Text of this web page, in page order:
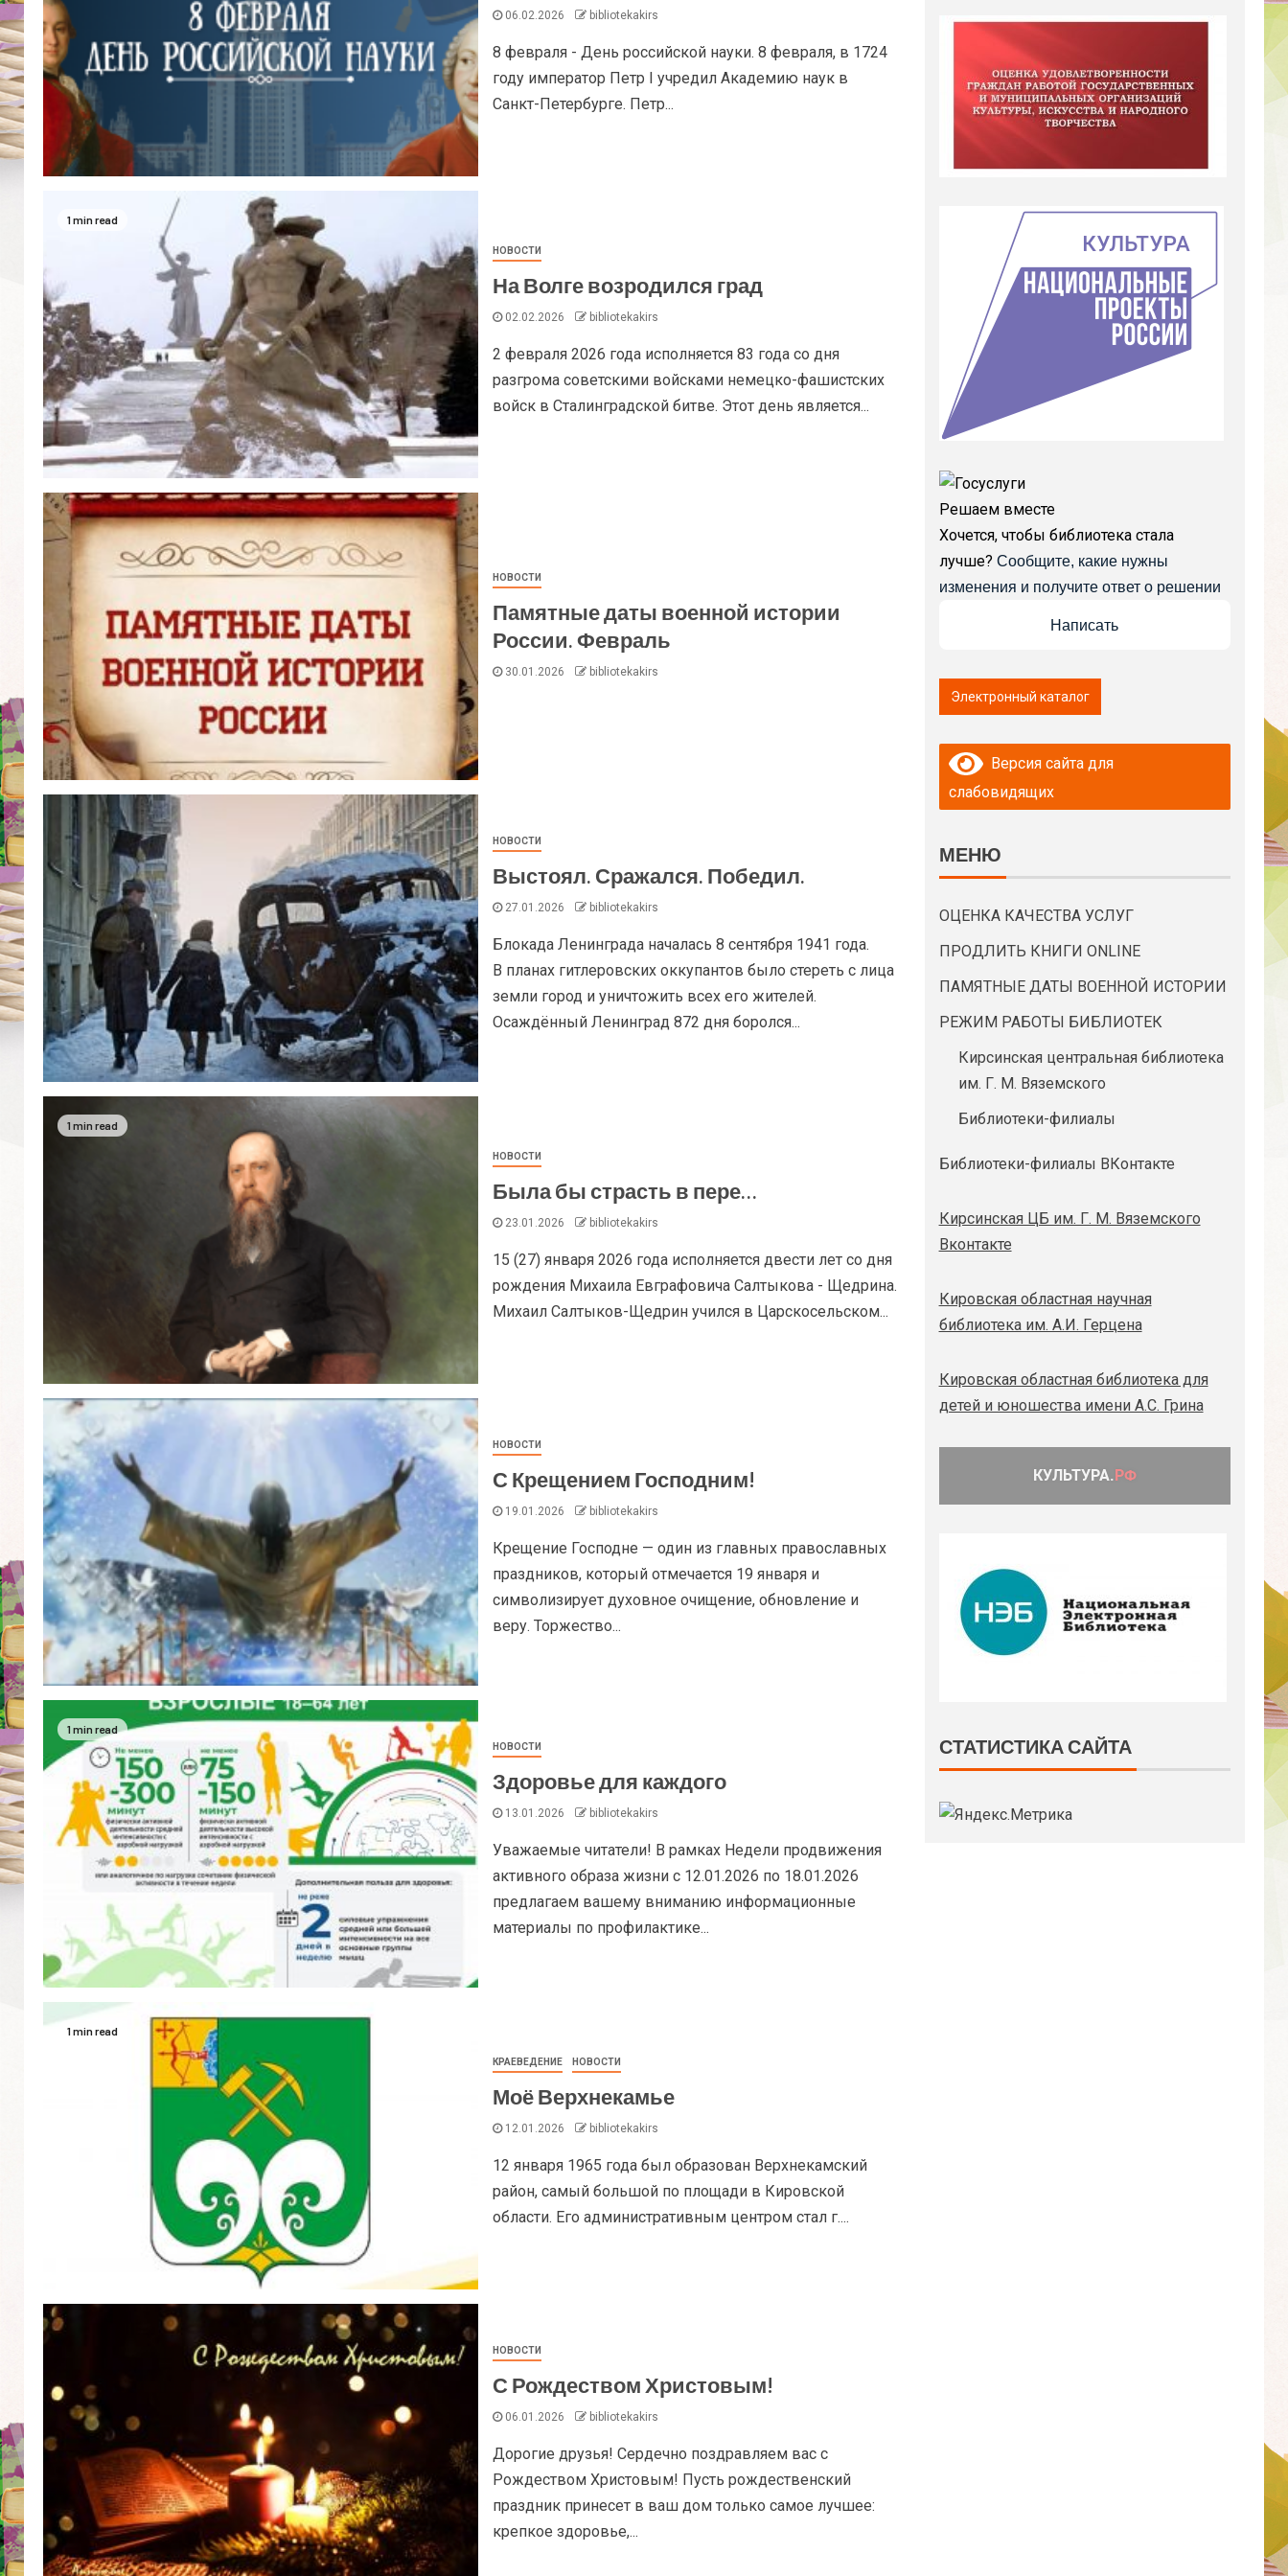
06.02.2026 bibliotekakirs
8 февраля - День российской науки. 8 февраля, в 1724
году император Петр I учредил Академию наук в
Санкт-Петербурге. Петр...
1 min read
НОВОСТИ
На Волге возродился град
02.02.2026 bibliotekakirs
2 февраля 2026 года исполняется 83 года со дня
разгрома советскими войсками немецко-фашистских
войск в Сталинградской битве. Этот день является...
НОВОСТИ
Памятные даты военной истории
России. Февраль
30.01.2026 bibliotekakirs
НОВОСТИ
Выстоял. Сражался. Победил.
27.01.2026 bibliotekakirs
Блокада Ленинграда началась 8 сентября 1941 года.
В планах гитлеровских оккупантов было стереть с лица
земли город и уничтожить всех его жителей.
Осаждённый Ленинград 872 дня боролся...
1 min read
НОВОСТИ
Была бы страсть в пере…
23.01.2026 bibliotekakirs
15 (27) января 2026 года исполняется двести лет со дня
рождения Михаила Евграфовича Салтыкова - Щедрина.
Михаил Салтыков-Щедрин учился в Царскосельском...
НОВОСТИ
С Крещением Господним!
19.01.2026 bibliotekakirs
Крещение Господне — один из главных православных
праздников, который отмечается 19 января и
символизирует духовное очищение, обновление и
веру. Торжество...
1 min read
НОВОСТИ
Здоровье для каждого
13.01.2026 bibliotekakirs
Уважаемые читатели! В рамках Недели продвижения
активного образа жизни с 12.01.2026 по 18.01.2026
предлагаем вашему вниманию информационные
материалы по профилактике...
1 min read
КРАЕВЕДЕНИЕ НОВОСТИ
Моё Верхнекамье
12.01.2026 bibliotekakirs
12 января 1965 года был образован Верхнекамский
район, самый большой по площади в Кировской
области. Его административным центром стал г....
НОВОСТИ
С Рождеством Христовым!
06.01.2026 bibliotekakirs
Дорогие друзья! Сердечно поздравляем вас с
Рождеством Христовым! Пусть рождественский
праздник принесет в ваш дом только самое лучшее:
крепкое здоровье,...
Решаем вместе
Хочется, чтобы библиотека стала
лучше? Сообщите, какие нужны
изменения и получите ответ о решении
Написать
Версия сайта для
слабовидящих
МЕНЮ
ОЦЕНКА КАЧЕСТВА УСЛУГ
ПРОДЛИТЬ КНИГИ ONLINE
ПАМЯТНЫЕ ДАТЫ ВОЕННОЙ ИСТОРИИ
РЕЖИМ РАБОТЫ БИБЛИОТЕК
Кирсинская центральная библиотека
им. Г. М. Вяземского
Библиотеки-филиалы
Библиотеки-филиалы ВКонтакте
Кирсинская ЦБ им. Г. М. Вяземского
Вконтакте
Кировская областная научная
библиотека им. А.И. Герцена
Кировская областная библиотека для
детей и юношества имени А.С. Грина
СТАТИСТИКА САЙТА